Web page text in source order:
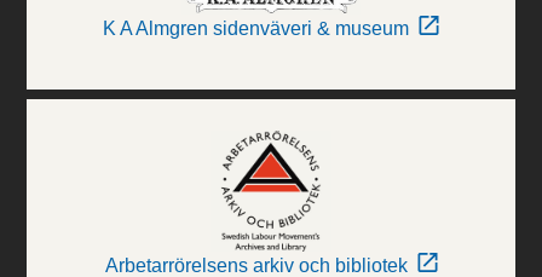
K A Almgren sidenväveri & museum
Arbetarrörelsens arkiv och bibliotek